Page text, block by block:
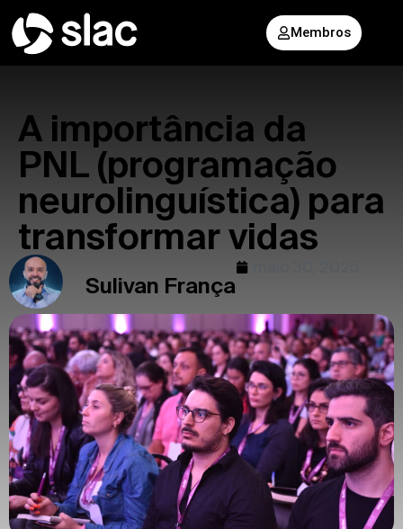
Membros
A importância da
PNL (programação
neurolinguística) para
transformar vidas
Sulivan França